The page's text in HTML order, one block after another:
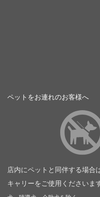
ペットをお連れのお客様へ
店内にペットと同伴する場合
キャリーをご使用くださいま